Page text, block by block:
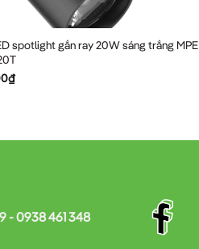
spotlight gắn ray 20W sáng trắng MPE
₫
- 0938 461 348